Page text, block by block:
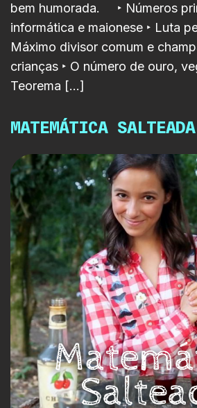
bem humorada. ‣ Números
informática e maionese ‣ Luta
Máximo divisor comum e
crianças ‣ O número de ouro,
Teorema […]
MATEMÁTICA SALTEADA